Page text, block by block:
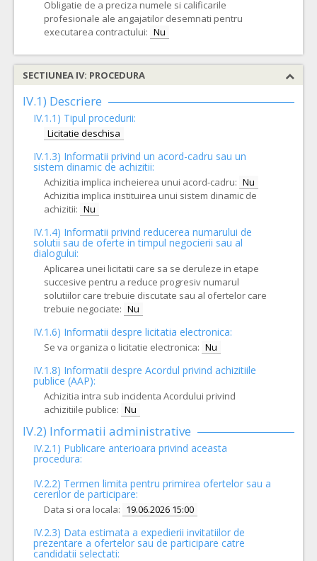
Obligatie de a preciza numele si calificarile
profesionale ale angajatilor desemnati pentru
executarea contractului: Nu
SECTIUNEA IV: PROCEDURA
IV.1) Descriere
IV.1.1) Tipul procedurii:
Licitatie deschisa
IV.1.3) Informatii privind un acord-cadru sau un
sistem dinamic de achizitii:
Achizitia implica incheierea unui acord-cadru: Nu
Achizitia implica instituirea unui sistem dinamic de
achizitii: Nu
IV.1.4) Informatii privind reducerea numarului de
solutii sau de oferte in timpul negocierii sau al
dialogului:
Aplicarea unei licitatii care sa se deruleze in etape
succesive pentru a reduce progresiv numarul
solutiilor care trebuie discutate sau al ofertelor care
trebuie negociate: Nu
IV.1.6) Informatii despre licitatia electronica:
Se va organiza o licitatie electronica: Nu
IV.1.8) Informatii despre Acordul privind achizitiile
publice (AAP):
Achizitia intra sub incidenta Acordului privind
achizitiile publice: Nu
IV.2) Informatii administrative
IV.2.1) Publicare anterioara privind aceasta
procedura:
IV.2.2) Termen limita pentru primirea ofertelor sau a
cererilor de participare:
Data si ora locala: 19.06.2026 15:00
IV.2.3) Data estimata a expedierii invitatiilor de
prezentare a ofertelor sau de participare catre
candidatii selectati: